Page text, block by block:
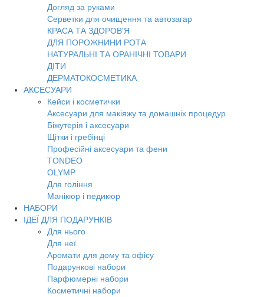
Догляд за руками
Серветки для очищення та автозагар
КРАСА ТА ЗДОРОВ'Я
ДЛЯ ПОРОЖНИНИ РОТА
НАТУРАЛЬНІ ТА ОРАНІЧНІ ТОВАРИ
ДІТИ
ДЕРМАТОКОСМЕТИКА
АКСЕСУАРИ
Кейси і косметички
Аксесуари для макіяжу та домашніх процедур
Біжутерія і аксесуари
Щітки і гребінці
Професійні аксесуари та фени
TONDEO
OLYMP
Для гоління
Манікюр і педикюр
НАБОРИ
ІДЕЇ ДЛЯ ПОДАРУНКІВ
Для нього
Для неї
Аромати для дому та офісу
Подарункові набори
Парфюмерні набори
Косметичні набори